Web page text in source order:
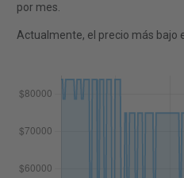
por mes.
Actualmente, el precio más bajo